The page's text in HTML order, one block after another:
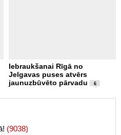
Iebraukšanai Rīgā no
Jelgavas puses atvērs
jaunuzbūvēto pārvadu
6
(9038)